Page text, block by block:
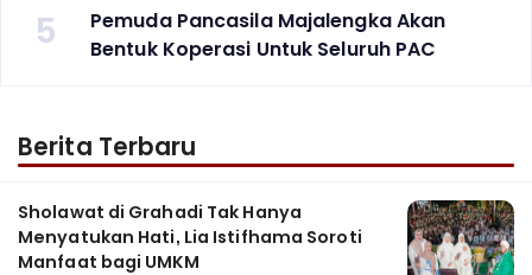
5
Pemuda Pancasila Majalengka Akan
Bentuk Koperasi Untuk Seluruh PAC
Berita Terbaru
Sholawat di Grahadi Tak Hanya
Menyatukan Hati, Lia Istifhama Soroti
Manfaat bagi UMKM